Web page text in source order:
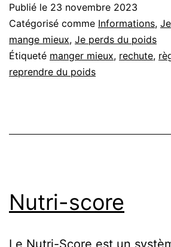
Publié le 23 novembre 2023
Catégorisé comme Informations,
mange mieux, Je perds du poids
Étiqueté manger mieux, rechute,
reprendre du poids
Nutri-score
Le Nutri-Score est un